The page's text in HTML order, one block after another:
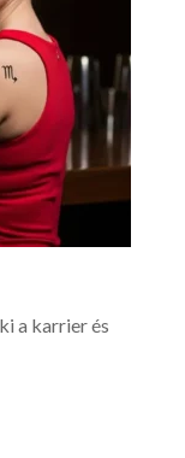
a karrier és